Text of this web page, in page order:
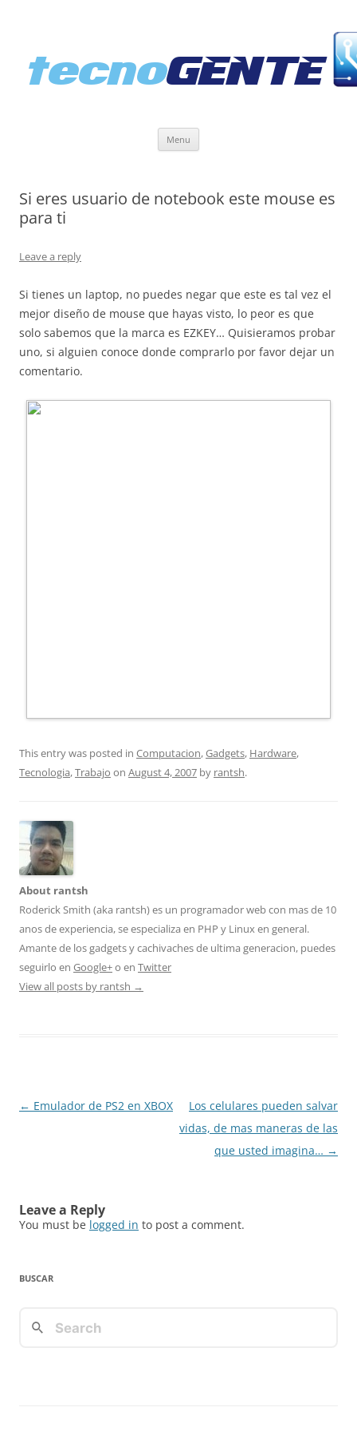
Menu
Si eres usuario de notebook este mouse es
para ti
Leave a reply
Si tienes un laptop, no puedes negar que este es tal vez el
mejor diseño de mouse que hayas visto, lo peor es que
solo sabemos que la marca es EZKEY… Quisieramos probar
uno, si alguien conoce donde comprarlo por favor dejar un
comentario.
This entry was posted in Computacion,Gadgets, Hardware,
Tecnologia,Trabajo on August 4, 2007 by rantsh.
About rantsh
Roderick Smith (aka rantsh) es un programador web con mas de 10
anos de experiencia, se especializa en PHP y Linux en general.
Amante de los gadgets y cachivaches de ultima generacion, puedes
seguirlo en Google+o en Twitter
View all posts by rantsh →
Post
← Emulador de PS2 en XBOX
Los celulares pueden salvar
vidas, de mas maneras de las
que usted imagina… →
Leave a Reply
You must be logged in to post a comment.
BUSCAR